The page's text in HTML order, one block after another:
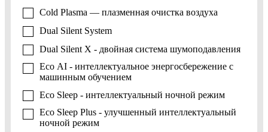
Cold Plasma — плазменная очистка воздуха
Dual Silent System
Dual Silent X - двойная система шумоподавления
Eco AI - интеллектуальное энергосбережение с
машинным обучением
Eco Sleep - интеллектуальный ночной режим
Eco Sleep Plus - улучшенный интеллектуальный
ночной режим